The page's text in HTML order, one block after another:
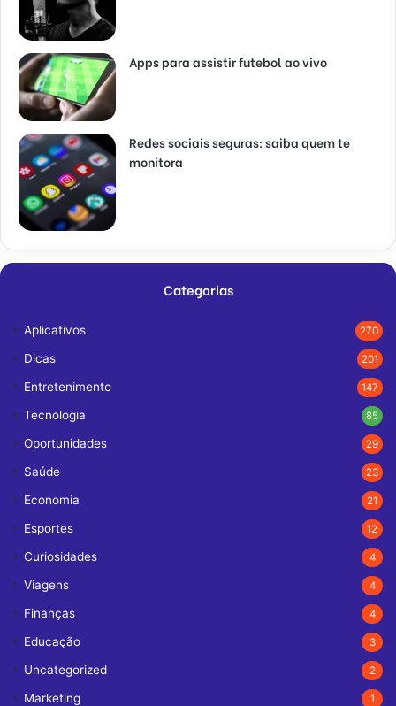
Apps para assistir futebol ao vivo
Redes sociais seguras: saiba quem te
monitora
Categorias
Aplicativos 270
Dicas 201
Entretenimento 147
Tecnologia 85
Oportunidades 29
Saúde 23
Economia 21
Esportes 12
Curiosidades 4
Viagens 4
Finanças 4
Educação 3
Uncategorized 2
Marketing 1